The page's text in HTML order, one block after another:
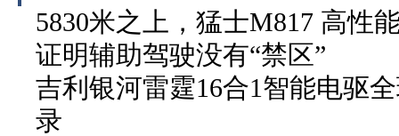
5830米之上，猛士M817 高性
证明辅助驾驶没有“禁区”
吉利银河雷霆16合1智能电驱
录